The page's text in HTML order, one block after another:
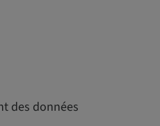
des données